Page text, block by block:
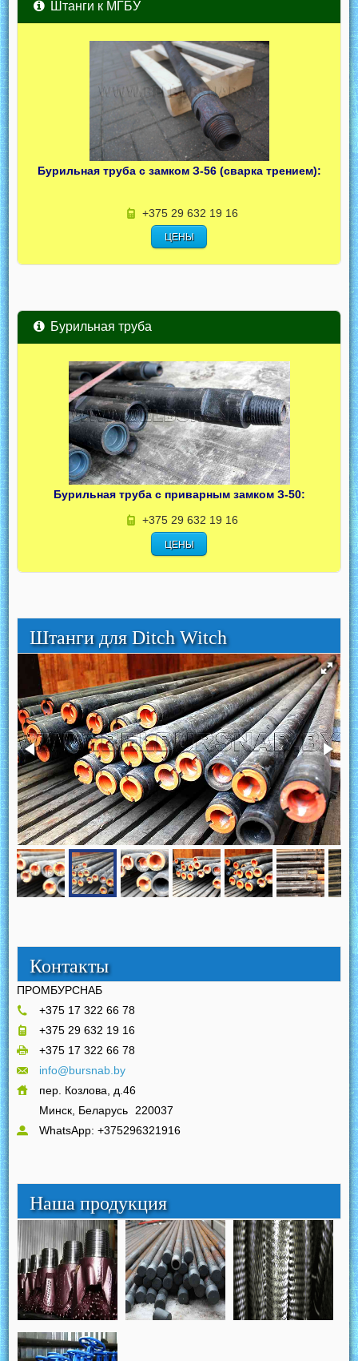
Штанги к МГБУ
Бурильная труба с замком З-56 (сварка трением):
+375 29 632 19 16
ЦЕНЫ
Бурильная труба
Бурильная труба с приварным замком З-50:
+375 29 632 19 16
ЦЕНЫ
Штанги для Ditch Witch
Контакты
ПРОМБУРСНАБ
+375 17 322 66 78
+375 29 632 19 16
+375 17 322 66 78
info@bursnab.by
пер. Козлова, д.46
Минск, Беларусь
220037
WhatsApp: +375296321916
Наша продукция